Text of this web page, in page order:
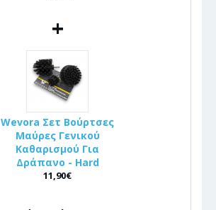
+
Wevora Σετ Βούρτσες
Μαύρες Γενικού
Καθαρισμού Για
Δράπανο - Hard
11,90€